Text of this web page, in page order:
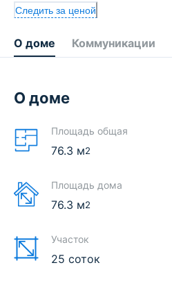
Следить за ценой
О доме Коммуникации
О доме
Площадь общая
76.3 м2
Площадь дома
76.3 м2
Участок
25 соток